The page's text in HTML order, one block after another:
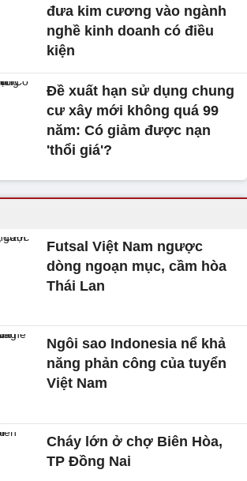
đưa kim cương vào ngành
nghề kinh doanh có điều
kiện
Đề xuất hạn sử dụng chung
cư xây mới không quá 99
năm: Có giảm được nạn
'thổi giá'?
Futsal Việt Nam ngược
dòng ngoạn mục, cầm hòa
Thái Lan
Ngôi sao Indonesia nể khả
năng phản công của tuyển
Việt Nam
Cháy lớn ở chợ Biên Hòa,
TP Đồng Nai